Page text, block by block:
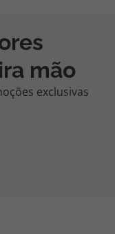
mão
exclusivas